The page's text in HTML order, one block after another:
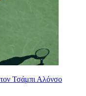
Τσάμπι Αλόνσο